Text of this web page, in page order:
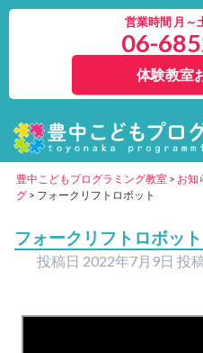
営業時間 月～
06-
体験教室
豊中こどもプログラミング教室 > お知
グ > フォークリフトロボット
フォークリフトロボット
投稿日 2022年7月9日 投